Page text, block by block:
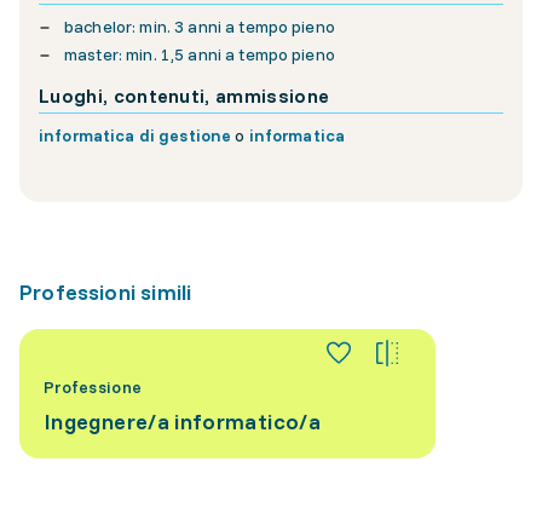
bachelor: min. 3 anni a tempo pieno
master: min. 1,5 anni a tempo pieno
Luoghi, contenuti, ammissione
informatica di gestione o informatica
Professioni simili
Professione
Ingegnere/a informatico/a